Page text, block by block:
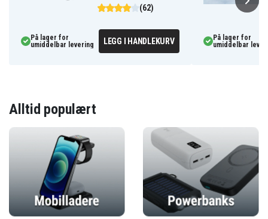
(62)
På lager for
umiddelbar levering
LEGG I HANDLEKURV
På lager for
umiddelbar
Alltid populært